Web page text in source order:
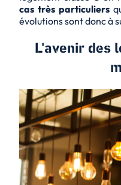
cas très particuliers
évolutions sont donc à
L'avenir des